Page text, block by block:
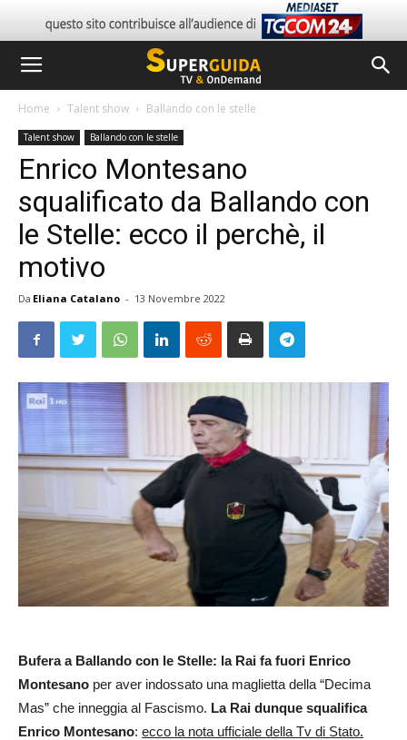
Home Talent show Ballando con le stelle
Talent show Ballando con le stelle
Enrico Montesano
squalificato da Ballando con
le Stelle: ecco il perchè, il
motivo
Da Eliana Catalano - 13 Novembre 2022
Bufera a Ballando con le Stelle: la Rai fa fuori Enrico
Montesano per aver indossato una maglietta della “Decima
Mas” che inneggia al Fascismo. La Rai dunque squalifica
Enrico Montesano: ecco la nota ufficiale della Tv di Stato.